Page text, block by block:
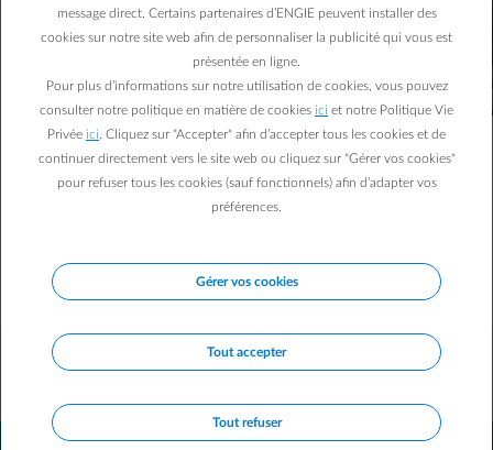
Pour l’avenir de notre planète, nous devons nous
engager collectivement à faire baisser nos
émissions de CO2. Vous pensez que vos efforts
ont peu ou pas d’impact ? Détrompez-vous : tous
ensemble, nous pouvons faire la différence !
Découvrez leur histoire !
Affichage diapositive 2 sur 7
Jan
message direct. Certains partenaires d’ENGIE peuvent installer des
cookies sur notre site web afin de personnaliser la publicité qui vous est
présentée en ligne.
Pour plus d’informations sur notre utilisation de cookies, vous pouvez
consulter notre politique en matière de cookies ici et notre Politique Vie
Privée ici . Cliquez sur "Accepter" afin d’accepter tous les cookies et de
continuer directement vers le site web ou cliquez sur "Gérer vos cookies"
pour refuser tous les cookies (sauf fonctionnels) afin d’adapter vos
préférences.
Gérer vos cookies
Tout accepter
Tout refuser